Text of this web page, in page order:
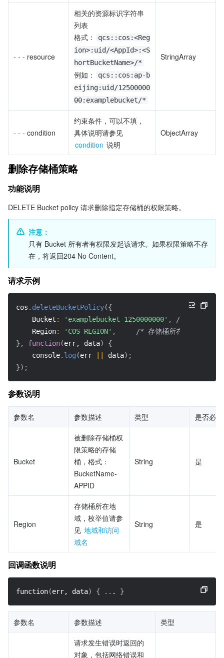
- - - resource
相关的资源标识字符串
列表
格式：
qcs::cos:<Reg
ion>:uid/<AppId>:<S
hortBucketName>/*
例如：
qcs::cos:ap-b
eijing:uid/12500000
00:examplebucket/*
StringArray
- - - condition
约束条件，可以不填，
condition 说明
ObjectArray
删除存储桶策略
功能说明
DELETE Bucket policy 请求删除指定存储桶的权限策略。
注意：
只有 Bucket 所有者有权限发起该请求。如果权限策略不存
在，将返回204 No Content。
请求示例
cos . deleteBucketPolicy({
Bucket : 'examplebucket-1250000000' ,
/* 必须 */
Region: 'COS_REGION' ,
/* 存储桶所在地域，必须
} , function(err, data)
{
    console
. log (err data) ;
}) ;
参数说明
参数名 参数描述 类型 是否必填
Bucket
被删除存储桶权
限策略的存储
桶，格式：
BucketName-
APPID
String 是
Region
存储桶所在地
域，枚举值请参
见 地域和访问
域名
String 是
回调函数说明
function(err, data) { .. . }
参数描述 类型
请求发生错误时返回的
对象，包括网络错误和